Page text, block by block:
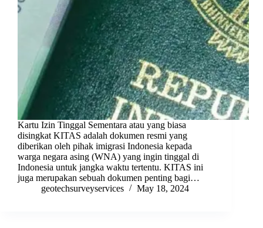
Kartu Izin Tinggal Sementara atau yang biasa
disingkat KITAS adalah dokumen resmi yang
diberikan oleh pihak imigrasi Indonesia kepada
warga negara asing (WNA) yang ingin tinggal di
Indonesia untuk jangka waktu tertentu. KITAS ini
juga merupakan sebuah dokumen penting bagi…
geotechsurveyservices
May 18, 2024